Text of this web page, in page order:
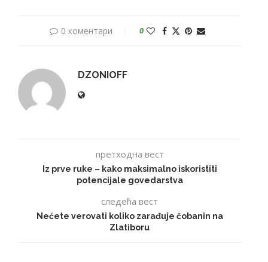
0 коментари 0
DZONIOFF
претходна вест
Iz prve ruke – kako maksimalno iskoristiti
potencijale govedarstva
следећа вест
Nećete verovati koliko zarađuje čobanin na
Zlatiboru